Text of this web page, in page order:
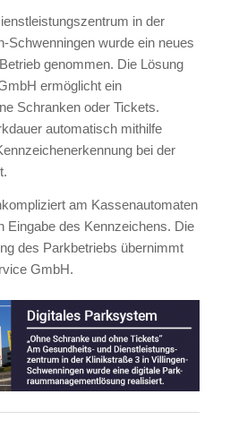
in der
Schwenningen wurde ein neues
genommen. Die Lösung
ermöglicht ein
Schranken oder Tickets.
automatisch mithilfe
bei der
am Kassenautomaten
Eingabe des Kennzeichens. Die
des Parkbetriebs übernimmt
GmbH.